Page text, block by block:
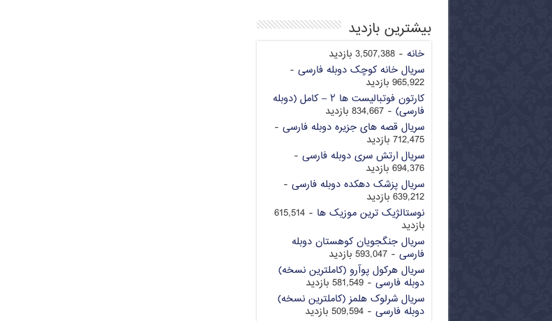
بیشترین بازدید
خانه - 3,507,388 بازدید
سریال خانه کوچک دوبله فارسی -
965,922 بازدید
کارتون فوتبالیست ها ۲ – کامل (دوبله
فارسی) - 834,667 بازدید
سریال قصه های جزیره دوبله فارسی -
712,475 بازدید
سریال ارتش سری دوبله فارسی -
694,376 بازدید
سریال پزشک دهکده دوبله فارسی -
639,212 بازدید
نوستالژیک ترین موزیک ها
- 615,514
بازدید
سریال جنگجویان کوهستان دوبله
فارسی - 593,047 بازدید
سریال هرکول پوآرو (کاملترین نسخه)
دوبله فارسی - 581,549 بازدید
سریال شرلوک هلمز (کاملترین نسخه)
دوبله فارسی - 509,594 بازدید